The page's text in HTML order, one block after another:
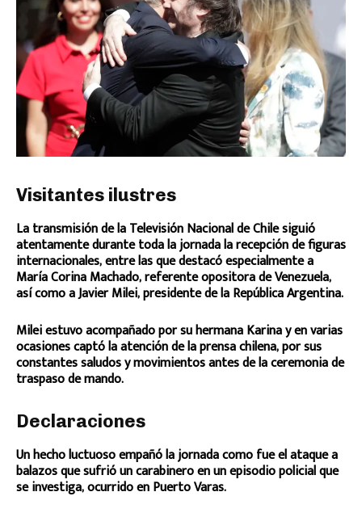
Visitantes ilustres
La transmisión de la Televisión Nacional de Chile siguió
atentamente durante toda la jornada la recepción de figuras
internacionales, entre las que destacó especialmente a
María Corina Machado, referente opositora de Venezuela,
así como a Javier Milei, presidente de la República Argentina.
Milei estuvo acompañado por su hermana Karina y en varias
ocasiones captó la atención de la prensa chilena, por sus
constantes saludos y movimientos antes de la ceremonia de
traspaso de mando.
Declaraciones
Un hecho luctuoso empañó la jornada como fue el ataque a
balazos que sufrió un carabinero en un episodio policial que
se investiga, ocurrido en Puerto Varas.